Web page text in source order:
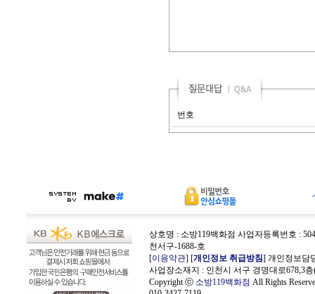
번호
상호명 : 소방119백화점 사업자등록번호 :
천서구-1688-호
[이용약관] [개인정보 취급방침] 개인정보담
사업장소재지 : 인천시 서구 경명대로678,3
Copyright ⓒ 소방119백화점 All Rights